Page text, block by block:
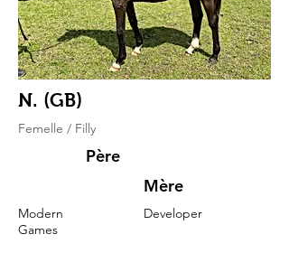
N. (GB)
Femelle / Filly
Père
Mère
Modern
Games
Developer